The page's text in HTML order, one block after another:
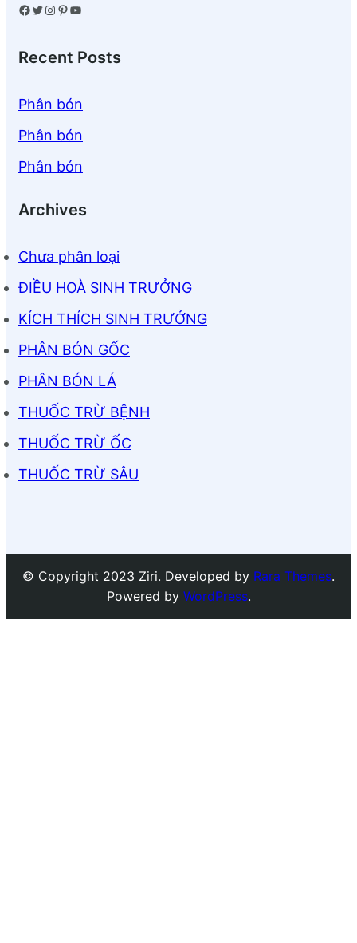
Facebook Twitter Instagram Pinterest YouTube
Recent Posts
Phân bón
Phân bón
Phân bón
Archives
Chưa phân loại
ĐIỀU HOÀ SINH TRƯỞNG
KÍCH THÍCH SINH TRƯỞNG
PHÂN BÓN GỐC
PHÂN BÓN LÁ
THUỐC TRỪ BỆNH
THUỐC TRỪ ỐC
THUỐC TRỪ SÂU
© Copyright 2023 Ziri. Developed by Rara Themes.
Powered by WordPress.